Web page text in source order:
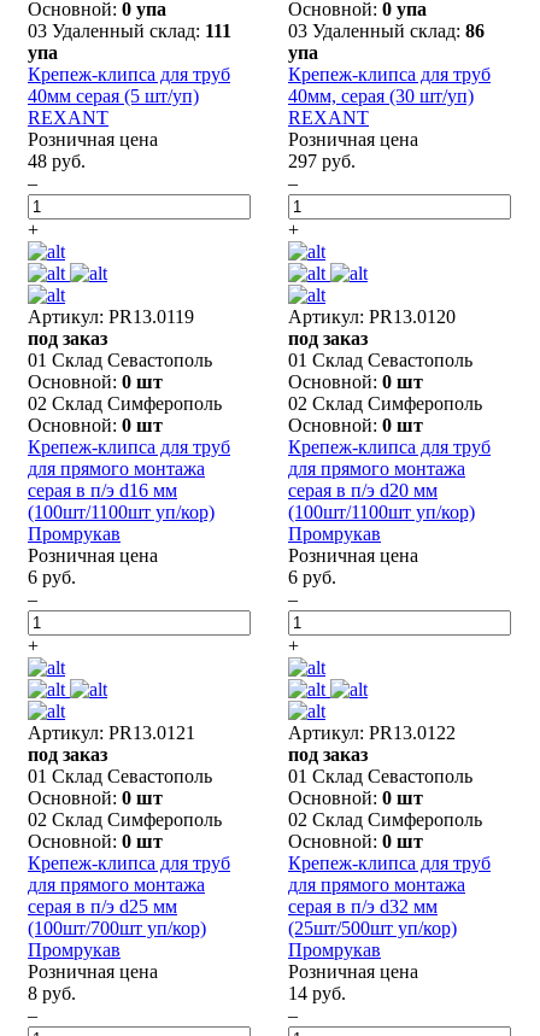
Основной: 0 упа
03 Удаленный склад: 111
упа
Крепеж-клипса для труб
40мм серая (5 шт/уп)
REXANT
Розничная цена
48 руб.
–
+
Основной: 0 упа
03 Удаленный склад: 86
упа
Крепеж-клипса для труб
40мм, серая (30 шт/уп)
REXANT
Розничная цена
297 руб.
–
+
Артикул: PR13.0119
под заказ
01 Склад Севастополь
Основной: 0 шт
02 Склад Симферополь
Основной: 0 шт
Крепеж-клипса для труб
для прямого монтажа
серая в п/э d16 мм
(100шт/1100шт уп/кор)
Промрукав
Розничная цена
6 руб.
–
+
Артикул: PR13.0120
под заказ
01 Склад Севастополь
Основной: 0 шт
02 Склад Симферополь
Основной: 0 шт
Крепеж-клипса для труб
для прямого монтажа
серая в п/э d20 мм
(100шт/1100шт уп/кор)
Промрукав
Розничная цена
6 руб.
–
+
Артикул: PR13.0121
под заказ
01 Склад Севастополь
Основной: 0 шт
02 Склад Симферополь
Основной: 0 шт
Крепеж-клипса для труб
для прямого монтажа
серая в п/э d25 мм
(100шт/700шт уп/кор)
Промрукав
Розничная цена
8 руб.
–
Артикул: PR13.0122
под заказ
01 Склад Севастополь
Основной: 0 шт
02 Склад Симферополь
Основной: 0 шт
Крепеж-клипса для труб
для прямого монтажа
серая в п/э d32 мм
(25шт/500шт уп/кор)
Промрукав
Розничная цена
14 руб.
–